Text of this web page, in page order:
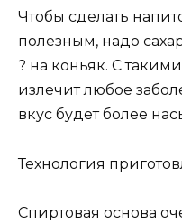
Чтобы сделать
полезным, надо
? на коньяк. С
излечит любое
вкус будет более
Технология
Спиртовая основа